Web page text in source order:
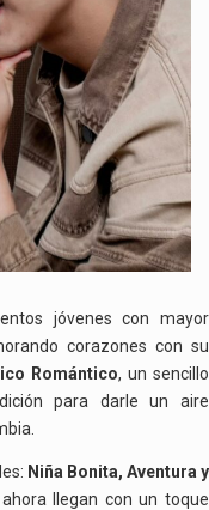
jóvenes con mayor
corazones con su
Romántico, un sencillo
para darle un aire
Niña Bonita, Aventura y
llegan con un toque